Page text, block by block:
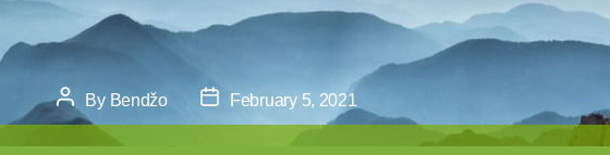
Post
author
By Bendžo
Post
date
February 5, 2021